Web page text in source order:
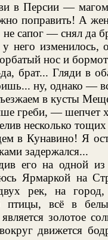
в Персии —
поправить! А
не сапог — снял да
него изменилось,
нос и
брат... Гляди в
ну, однако —
в кусты
греби, — шепчет
несколько
в Кунавино! Я
задержался...
его на одной
Ярмаркой на
рек, на
птицы, всё в
золотое
движется